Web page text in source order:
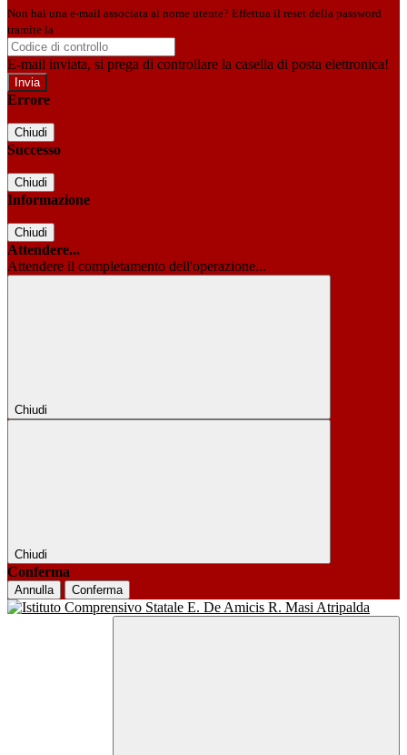
Non hai una e-mail associata al nome utente? Effettua il reset della password
tramite la
E-mail inviata, si prega di controllare la casella di posta elettronica!
Errore
Chiudi
Successo
Chiudi
Informazione
Chiudi
Attendere...
Attendere il completamento dell'operazione...
Chiudi
Chiudi
Conferma
Annulla Conferma